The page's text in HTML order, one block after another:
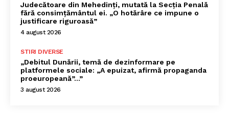
Judecătoare din Mehedinți, mutată la Secția Penală
fără consimțământul ei. „O hotărâre ce impune o
justificare riguroasă”
4 august 2026
STIRI DIVERSE
„Debitul Dunării, temă de dezinformare pe
platformele sociale: „A epuizat, afirmă propaganda
proeuropeană”…”
3 august 2026